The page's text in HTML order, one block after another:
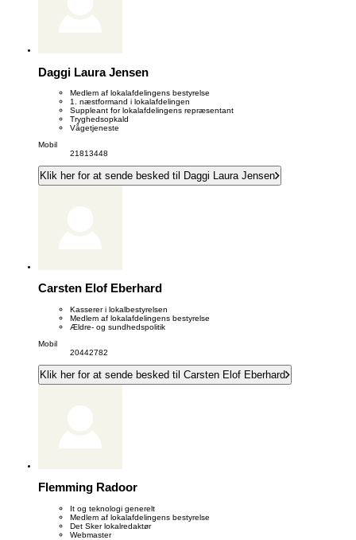
Daggi Laura Jensen
Medlem af lokalafdelingens bestyrelse
1. næstformand i lokalafdelingen
Suppleant for lokalafdelingens repræsentant
Tryghedsopkald
Vågetjeneste
Mobil
21813448
Klik her for at sende besked til Daggi Laura Jensen
Carsten Elof Eberhard
Kasserer i lokalbestyrelsen
Medlem af lokalafdelingens bestyrelse
Ældre- og sundhedspolitik
Mobil
20442782
Klik her for at sende besked til Carsten Elof Eberhard
Flemming Radoor
It og teknologi generelt
Medlem af lokalafdelingens bestyrelse
Det Sker lokalredaktør
Webmaster